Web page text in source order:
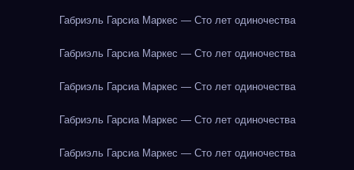
Габриэль Гарсиа Маркес — Сто лет одиночества
Габриэль Гарсиа Маркес — Сто лет одиночества
Габриэль Гарсиа Маркес — Сто лет одиночества
Габриэль Гарсиа Маркес — Сто лет одиночества
Габриэль Гарсиа Маркес — Сто лет одиночества